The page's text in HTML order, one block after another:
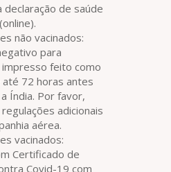
declaração de saúde
não vacinados:
para
feito como
72 horas antes
Índia. Por favor,
adicionais
aérea.
vacinados:
Certificado de
Covid-19 com